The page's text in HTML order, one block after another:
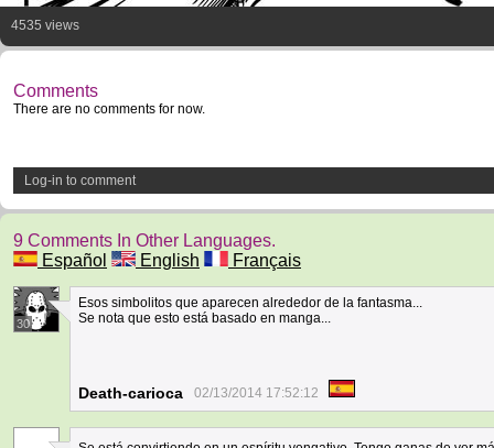
4535 views
Comments
There are no comments for now.
Log-in to comment
9 Comments In Other Languages.
Español
English Français
30
Esos simbolitos que aparecen alrededor de la fantasma...
Se nota que esto está basado en manga...
Death-carioca 02/13/2014 17:52:12